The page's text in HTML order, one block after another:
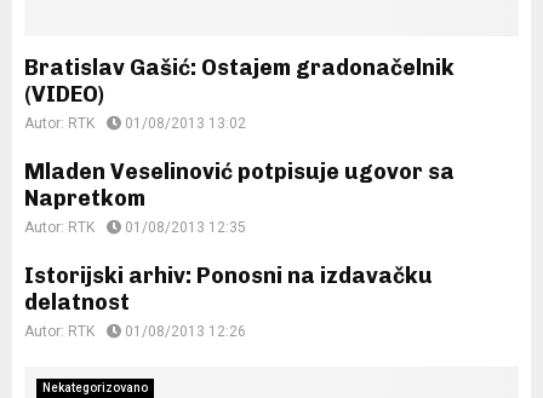
Bratislav Gašić: Ostajem gradonačelnik
(VIDEO)
Autor: RTK 01/08/2013 13:02
Mladen Veselinović potpisuje ugovor sa
Napretkom
Autor: RTK 01/08/2013 12:35
Istorijski arhiv: Ponosni na izdavačku
delatnost
Autor: RTK 01/08/2013 12:26
Nekategorizovano